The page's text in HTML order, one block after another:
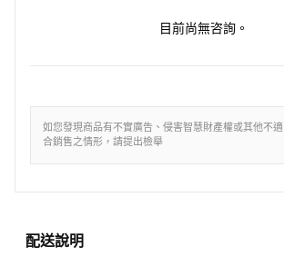
目前尚無咨詢。
如您發現商品有不實廣告、侵害智慧財產權或其他不適
合銷售之情形，請提出檢舉
配送說明